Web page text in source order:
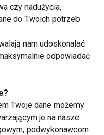
sylwetka na
czy nadużycia,
do Twoich potrzeb
nam udoskonalać
odpowiadać
Twoje dane możemy
je na nasze
podwykonawcom